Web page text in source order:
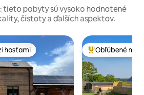
tieto pobyty sú vysoko hodnotené
čistoty a ďalších aspektov.
hosťami
hosťami Najobľúbenejšie
Obľúbené